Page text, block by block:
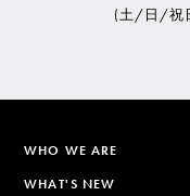
(土/日/祝
WHO WE ARE
WHAT'S NEW